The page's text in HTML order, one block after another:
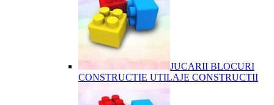
JUCARII BLOCURI
CONSTRUCTIE UTILAJE CONSTRUCTII